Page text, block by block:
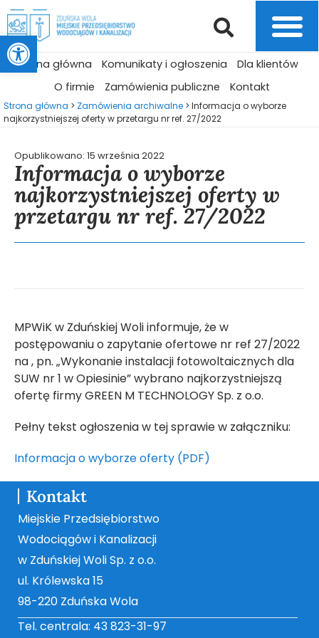
Otwórz pasek narzędzi
Strona główna Komunikaty i ogłoszenia
Dla klientów
O firmie
Zamówienia publiczne Kontakt
Strona główna > Zamówienia archiwalne > Informacja o wyborze
najkorzystniejszej oferty w przetargu nr ref. 27/2022
Opublikowano: 15 września 2022
Informacja o wyborze
najkorzystniejszej oferty w
przetargu nr ref. 27/2022
MPWiK w Zduńskiej Woli informuje, że w
postępowaniu o zapytanie ofertowe nr ref 27/2022
na , pn. „Wykonanie instalacji fotowoltaicznych dla
SUW nr 1 w Opiesinie” wybrano najkorzystniejszą
ofertę firmy GREEN M TECHNOLOGY Sp. z o.o.
Pełny tekst ogłoszenia w tej sprawie w załączniku:
Informacja o wyborze oferty (PDF)
Kontakt
Miejskie Przedsiębiorstwo
Wodociągów i Kanalizacji
w Zduńskiej Woli Sp. z o.o.
ul. Królewska 15
98-220 Zduńska Wola
Tel. centrala: 43 823-31-97